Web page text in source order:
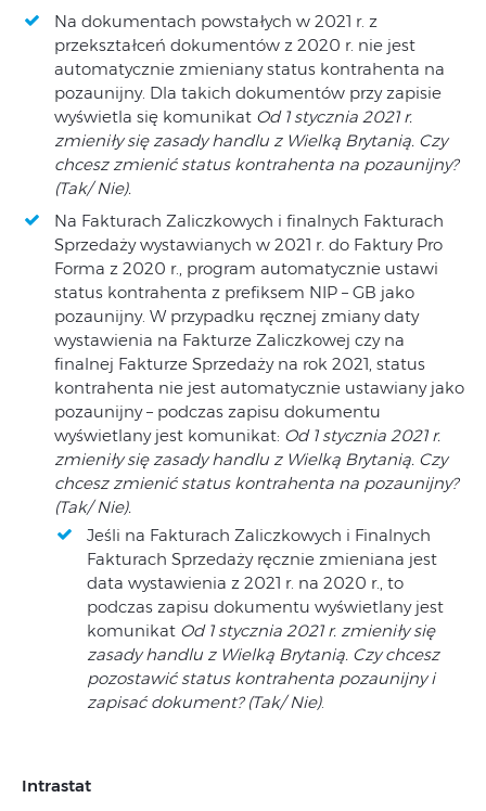
Na dokumentach powstałych w 2021 r. z
przekształceń dokumentów z 2020 r. nie jest
automatycznie zmieniany status kontrahenta na
pozaunijny. Dla takich dokumentów przy zapisie
wyświetla się komunikat Od 1 stycznia 2021 r.
zmieniły się zasady handlu z Wielką Brytanią. Czy
chcesz zmienić status kontrahenta na pozaunijny?
(Tak/ Nie).
Na Fakturach Zaliczkowych i finalnych Fakturach
Sprzedaży wystawianych w 2021 r. do Faktury Pro
Forma z 2020 r., program automatycznie ustawi
status kontrahenta z prefiksem NIP – GB jako
pozaunijny. W przypadku ręcznej zmiany daty
wystawienia na Fakturze Zaliczkowej czy na
finalnej Fakturze Sprzedaży na rok 2021, status
kontrahenta nie jest automatycznie ustawiany jako
pozaunijny – podczas zapisu dokumentu
wyświetlany jest komunikat: Od 1 stycznia 2021 r.
zmieniły się zasady handlu z Wielką Brytanią. Czy
chcesz zmienić status kontrahenta na pozaunijny?
(Tak/ Nie).
Jeśli na Fakturach Zaliczkowych i Finalnych
Fakturach Sprzedaży ręcznie zmieniana jest
data wystawienia z 2021 r. na 2020 r., to
podczas zapisu dokumentu wyświetlany jest
komunikat Od 1 stycznia 2021 r. zmieniły się
zasady handlu z Wielką Brytanią. Czy chcesz
pozostawić status kontrahenta pozaunijny i
zapisać dokument? (Tak/ Nie).
Intrastat